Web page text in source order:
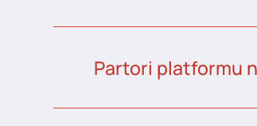
Partori platformu